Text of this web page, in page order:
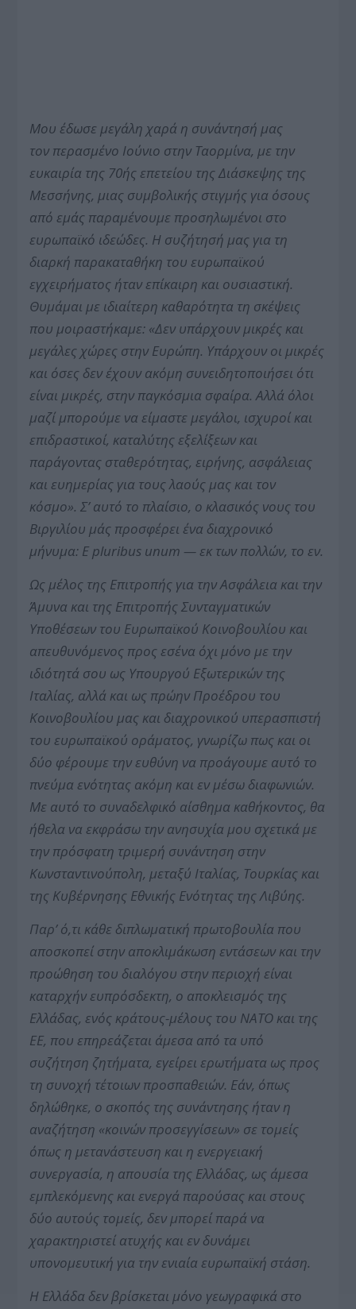
Μου έδωσε μεγάλη χαρά η συνάντησή μας
τον περασμένο Ιούνιο στην Ταορμίνα, με την
ευκαιρία της 70ής επετείου της Διάσκεψης της
Μεσσήνης, μιας συμβολικής στιγμής για όσους
από εμάς παραμένουμε προσηλωμένοι στο
ευρωπαϊκό ιδεώδες. Η συζήτησή μας για τη
διαρκή παρακαταθήκη του ευρωπαϊκού
εγχειρήματος ήταν επίκαιρη και ουσιαστική.
Θυμάμαι με ιδιαίτερη καθαρότητα τη σκέψεις
που μοιραστήκαμε: «Δεν υπάρχουν μικρές και
μεγάλες χώρες στην Ευρώπη. Υπάρχουν οι μικρές
και όσες δεν έχουν ακόμη συνειδητοποιήσει ότι
είναι μικρές, στην παγκόσμια σφαίρα. Αλλά όλοι
μαζί μπορούμε να είμαστε μεγάλοι, ισχυροί και
επιδραστικοί, καταλύτης εξελίξεων και
παράγοντας σταθερότητας, ειρήνης, ασφάλειας
και ευημερίας για τους λαούς μας και τον
κόσμο». Σ’ αυτό το πλαίσιο, ο κλασικός νους του
Βιργιλίου μάς προσφέρει ένα διαχρονικό
μήνυμα: E pluribus unum — εκ των πολλών, το εν.
Ως μέλος της Επιτροπής για την Ασφάλεια και την
Άμυνα και της Επιτροπής Συνταγματικών
Υποθέσεων του Ευρωπαϊκού Κοινοβουλίου και
απευθυνόμενος προς εσένα όχι μόνο με την
ιδιότητά σου ως Υπουργού Εξωτερικών της
Ιταλίας, αλλά και ως πρώην Προέδρου του
Κοινοβουλίου μας και διαχρονικού υπερασπιστή
του ευρωπαϊκού οράματος, γνωρίζω πως και οι
δύο φέρουμε την ευθύνη να προάγουμε αυτό το
πνεύμα ενότητας ακόμη και εν μέσω διαφωνιών.
Με αυτό το συναδελφικό αίσθημα καθήκοντος, θα
ήθελα να εκφράσω την ανησυχία μου σχετικά με
την πρόσφατη τριμερή συνάντηση στην
Κωνσταντινούπολη, μεταξύ Ιταλίας, Τουρκίας και
της Κυβέρνησης Εθνικής Ενότητας της Λιβύης.
Παρ’ ό,τι κάθε διπλωματική πρωτοβουλία που
αποσκοπεί στην αποκλιμάκωση εντάσεων και την
προώθηση του διαλόγου στην περιοχή είναι
καταρχήν ευπρόσδεκτη, ο αποκλεισμός της
Ελλάδας, ενός κράτους-μέλους του ΝΑΤΟ και της
ΕΕ, που επηρεάζεται άμεσα από τα υπό
συζήτηση ζητήματα, εγείρει ερωτήματα ως προς
τη συνοχή τέτοιων προσπαθειών. Εάν, όπως
δηλώθηκε, ο σκοπός της συνάντησης ήταν η
αναζήτηση «κοινών προσεγγίσεων» σε τομείς
όπως η μετανάστευση και η ενεργειακή
συνεργασία, η απουσία της Ελλάδας, ως άμεσα
εμπλεκόμενης και ενεργά παρούσας και στους
δύο αυτούς τομείς, δεν μπορεί παρά να
χαρακτηριστεί ατυχής και εν δυνάμει
υπονομευτική για την ενιαία ευρωπαϊκή στάση.
Η Ελλάδα δεν βρίσκεται μόνο γεωγραφικά στο